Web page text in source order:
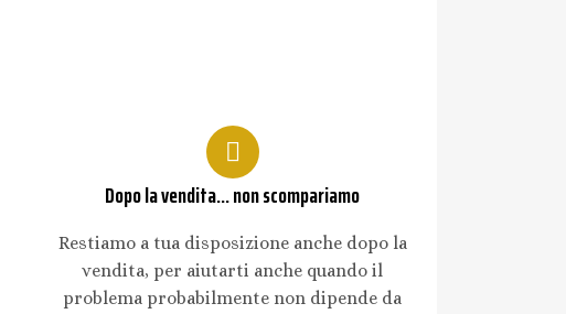
Dopo la vendita... non scompariamo
Restiamo a tua disposizione anche dopo la
vendita, per aiutarti anche quando il
problema probabilmente non dipende da